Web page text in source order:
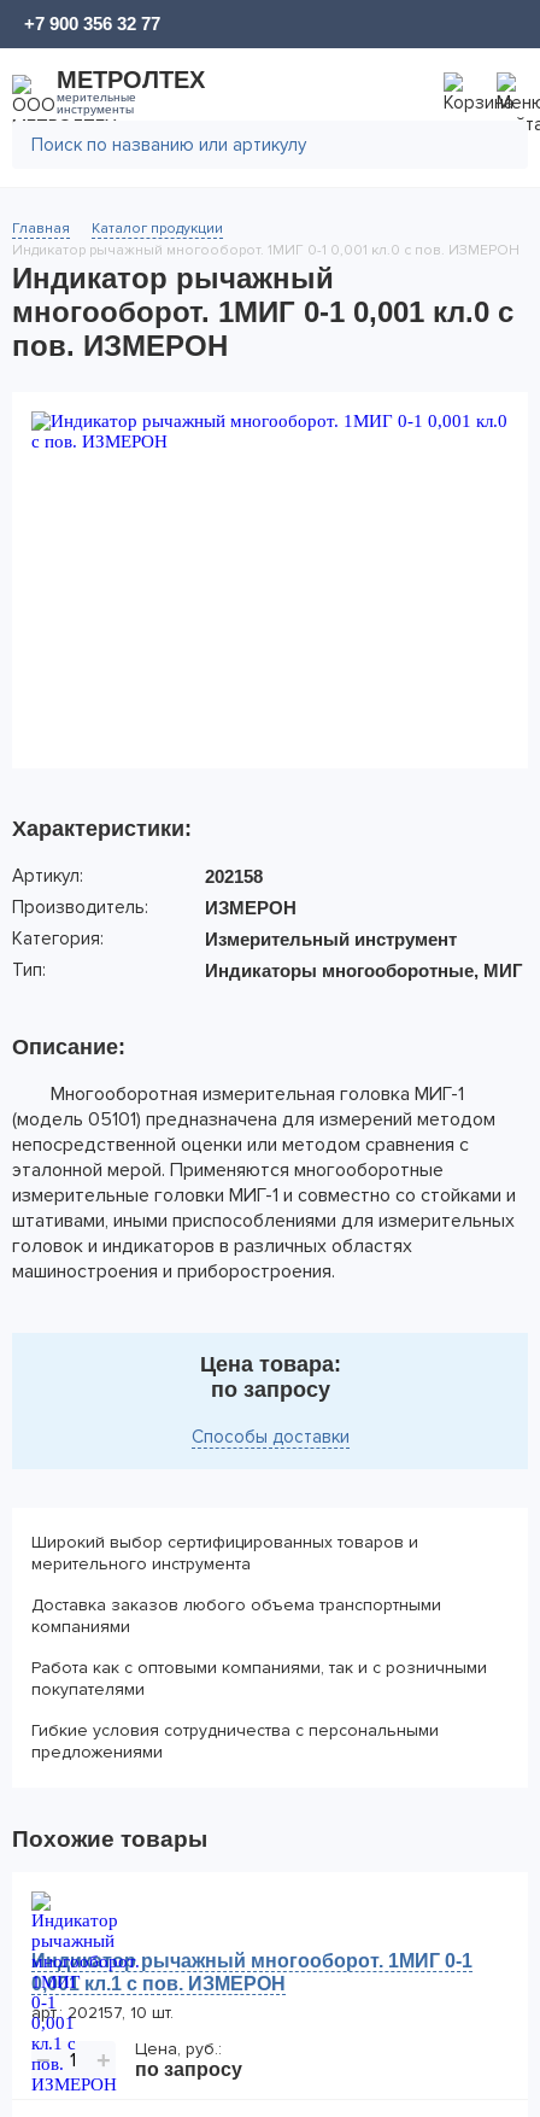
МЕТРОЛТЕХ
мерительные
инструменты
+7 900 356 32 77
Главная
Каталог продукции
Индикатор рычажный многооборот. 1МИГ 0-1 0,001 кл.0 с пов. ИЗМЕРОН
Индикатор рычажный
многооборот. 1МИГ 0-1 0,001 кл.0 с
пов. ИЗМЕРОН
Характеристики:
Артикул: 202158
Производитель: ИЗМЕРОН
Категория: Измерительный инструмент
Тип: Индикаторы многооборотные, МИГ
Описание:
Многооборотная измерительная головка МИГ-1
(модель 05101) предназначена для измерений методом
непосредственной оценки или методом сравнения с
эталонной мерой. Применяются многооборотные
измерительные головки МИГ-1 и совместно со стойками и
штативами, иными приспособлениями для измерительных
головок и индикаторов в различных областях
машиностроения и приборостроения.
Цена товара:
по запросу
Способы доставки
Широкий выбор сертифицированных товаров и
мерительного инструмента
Доставка заказов любого объема транспортными
компаниями
Работа как с оптовыми компаниями, так и с розничными
покупателями
Гибкие условия сотрудничества с персональными
предложениями
Похожие товары
Индикатор рычажный многооборот. 1МИГ 0-1
0,001 кл.1 с пов. ИЗМЕРОН
арт.: 202157, 10 шт.
− +
Цена, руб.:
по запросу